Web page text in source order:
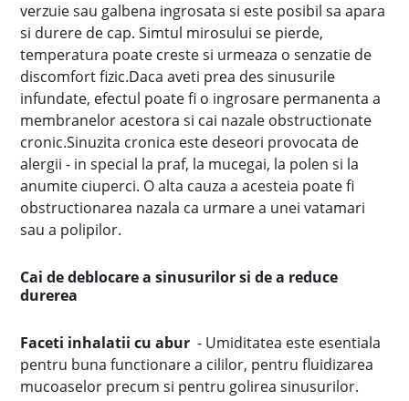
verzuie sau galbena ingrosata si este posibil sa apara
si durere de cap. Simtul mirosului se pierde,
temperatura poate creste si urmeaza o senzatie de
discomfort fizic.Daca aveti prea des sinusurile
infundate, efectul poate fi o ingrosare permanenta a
membranelor acestora si cai nazale obstructionate
cronic.Sinuzita cronica este deseori provocata de
alergii - in special la praf, la mucegai, la polen si la
anumite ciuperci. O alta cauza a acesteia poate fi
obstructionarea nazala ca urmare a unei vatamari
sau a polipilor.
Cai de deblocare a sinusurilor si de a reduce
durerea
Faceti inhalatii cu abur - Umiditatea este esentiala
pentru buna functionare a cililor, pentru fluidizarea
mucoaselor precum si pentru golirea sinusurilor.